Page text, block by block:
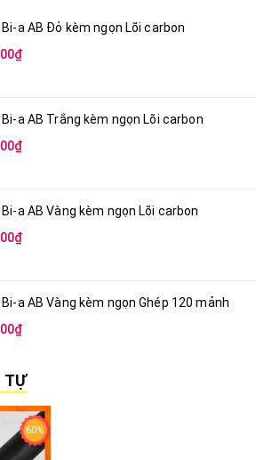
Bi-a AB Đỏ kèm ngọn Lõi carbon
Bi-a AB Trắng kèm ngọn Lõi carbon
Bi-a AB Vàng kèm ngọn Lõi carbon
Bi-a AB Vàng kèm ngọn Ghép 120 mảnh
TỰ
60%